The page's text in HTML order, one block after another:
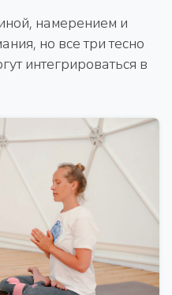
намерением и
но все три тесно
интегрироваться в